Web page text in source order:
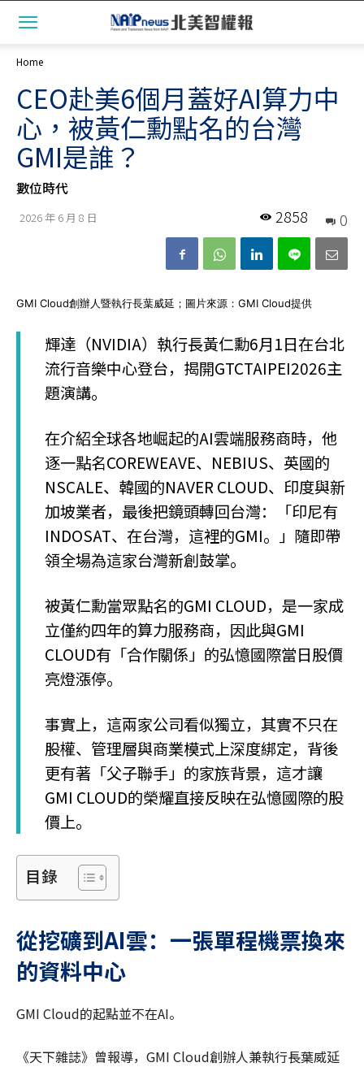
Home
CEO赴美6個月蓋好AI算力中
心，被黃仁勳點名的台灣
GMI是誰？
數位時代
2026 年 6 月 8 日 0
2858
GMI Cloud創辦人暨執行長葉威延；圖片來源：GMI Cloud提供
輝達（NVIDIA）執行長黃仁勳6月1日在台北
流行音樂中心登台，揭開GTCTAIPEI2026主
題演講。
在介紹全球各地崛起的AI雲端服務商時，他
逐一點名COREWEAVE、NEBIUS、英國的
NSCALE、韓國的NAVER CLOUD、印度與新
加坡業者，最後把鏡頭轉回台灣：「印尼有
INDOSAT、在台灣，這裡的GMI。」隨即帶
領全場為這家台灣新創鼓掌。
被黃仁勳當眾點名的GMI CLOUD，是一家成
立僅約四年的算力服務商，因此與GMI
CLOUD有「合作關係」的弘憶國際當日股價
亮燈漲停。
事實上，這兩家公司看似獨立，其實不只在
股權、管理層與商業模式上深度綁定，背後
更有著「父子聯手」的家族背景，這才讓
GMI CLOUD的榮耀直接反映在弘憶國際的股
價上。
目錄
從挖礦到AI雲：一張單程機票換來
的資料中心
GMI Cloud的起點並不在AI。
《天下雜誌》曾報導，GMI Cloud創辦人兼執行長葉威延